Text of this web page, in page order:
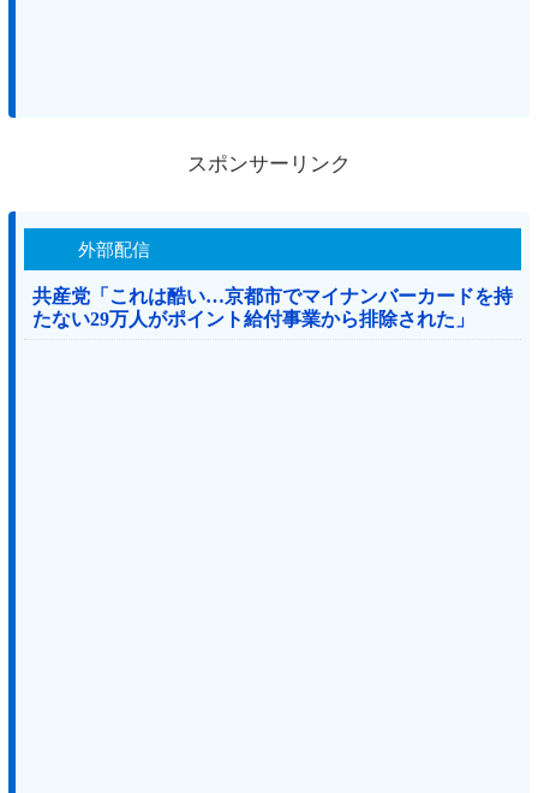
スポンサーリンク
外部配信
共産党「これは酷い…京都市でマイナンバーカードを持
たない29万人がポイント給付事業から排除された」